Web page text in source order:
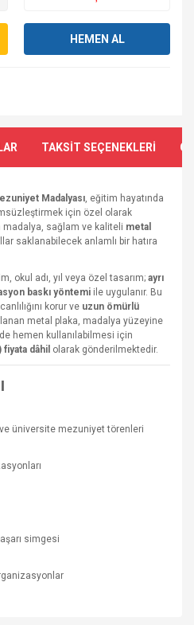
HEMEN AL
TAKSİT SEÇENEKLERİ
Madalyası, eğitim hayatında
için özel olarak
madalya, sağlam ve kaliteli metal
saklanabilecek anlamlı bir hatıra
okul adı, yıl veya özel tasarım; ayrı
baskı yöntemi ile uygulanır. Bu
korur ve uzun ömürlü
metal plaka, madalya yüzeyine
hemen kullanılabilmesi için
dâhil olarak gönderilmektedir.
üniversite mezuniyet törenleri
simgesi